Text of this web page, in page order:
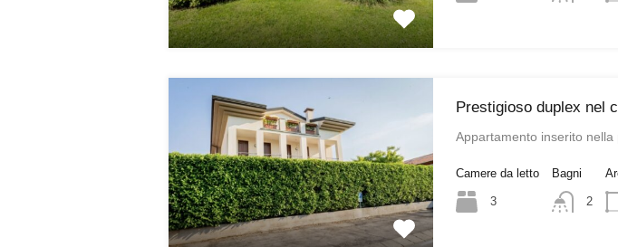
Prestigioso duplex nel
Appartamento inserito nella
Camere da letto
3
Bagni
2